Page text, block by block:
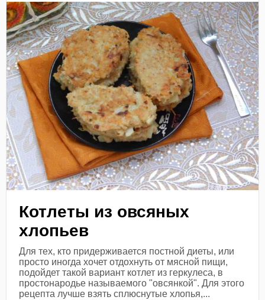
Котлеты из овсяных
хлопьев
Для тех, кто придерживается постной диеты, или
просто иногда хочет отдохнуть от мясной пищи,
подойдет такой вариант котлет из геркулеса, в
простонародье называемого "овсянкой". Для этого
рецепта лучше взять сплюснутые хлопья,...